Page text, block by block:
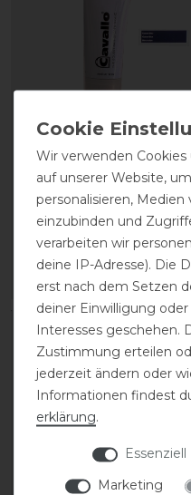
CAVALLO Care Creme
Schuhcreme 75 ml
9,90 € *
0.075 Liter | 132,00 € / Liter
ARTIKEL MERKEN
Wir verwenden
auf unserer Website,
personalisieren,
einzubinden und
verarbeiten wir
deine IP-Adresse). Die
erst nach dem Setzen
deiner Einwilligung
Interesses geschehen.
Zustimmung erteilen
jederzeit ändern oder
Informationen findest
erklärung.
Essenziell
Marketing